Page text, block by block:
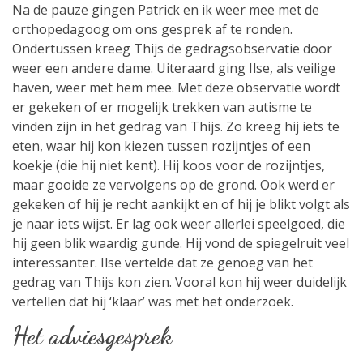
Na de pauze gingen Patrick en ik weer mee met de
orthopedagoog om ons gesprek af te ronden.
Ondertussen kreeg Thijs de gedragsobservatie door
weer een andere dame. Uiteraard ging Ilse, als veilige
haven, weer met hem mee. Met deze observatie wordt
er gekeken of er mogelijk trekken van autisme te
vinden zijn in het gedrag van Thijs. Zo kreeg hij iets te
eten, waar hij kon kiezen tussen rozijntjes of een
koekje (die hij niet kent). Hij koos voor de rozijntjes,
maar gooide ze vervolgens op de grond. Ook werd er
gekeken of hij je recht aankijkt en of hij je blikt volgt als
je naar iets wijst. Er lag ook weer allerlei speelgoed, die
hij geen blik waardig gunde. Hij vond de spiegelruit veel
interessanter. Ilse vertelde dat ze genoeg van het
gedrag van Thijs kon zien. Vooral kon hij weer duidelijk
vertellen dat hij ‘klaar’ was met het onderzoek.
Het adviesgesprek